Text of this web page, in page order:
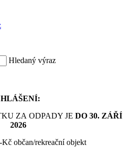
Hledaný výraz
HLÁŠENÍ:
ZA ODPADY JE DO 30. ZÁŘÍ
2026
občan/rekreační objekt